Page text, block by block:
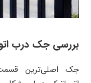
بررسی جک درب
جک اصلی‌ترین